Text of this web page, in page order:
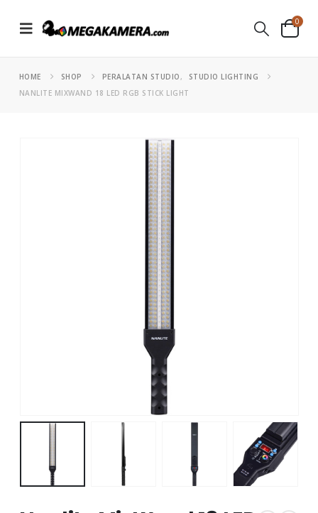
0
HOME SHOP PERALATAN STUDIO,
STUDIO LIGHTING
NANLITE MIXWAND 18 LED RGB STICK LIGHT